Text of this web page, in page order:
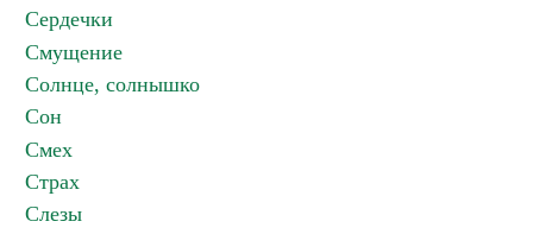
Сердечки
Смущение
Солнце, солнышко
Сон
Смех
Страх
Слезы